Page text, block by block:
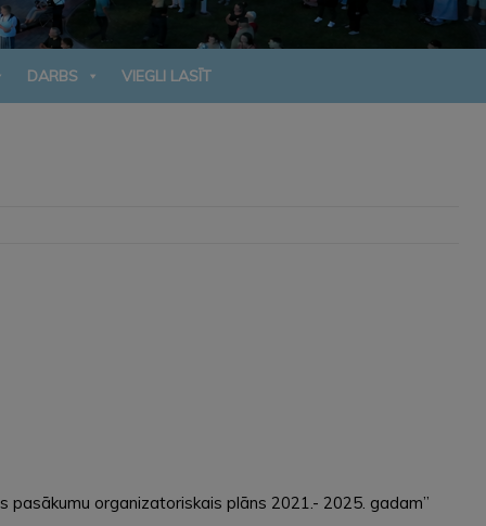
DARBS VIEGLI LASĪT
organizatoriskais plāns 2021.- 2025. gadam”